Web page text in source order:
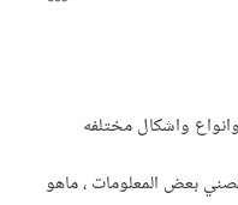
واشكال مختلفه
بعض المعلومات ، ماهو